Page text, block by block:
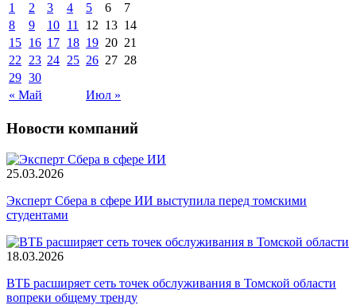
« Май Июл »
1 2 3 4 5 6
7
8
9 10 11 12 13 14
15 16 17 18 19 20 21
22 23 24 25 26 27 28
29 30
Новости компаний
25.03.2026
Эксперт Сбера в сфере ИИ выступила перед томскими
студентами
18.03.2026
ВТБ расширяет сеть точек обслуживания в Томской области
вопреки общему тренду